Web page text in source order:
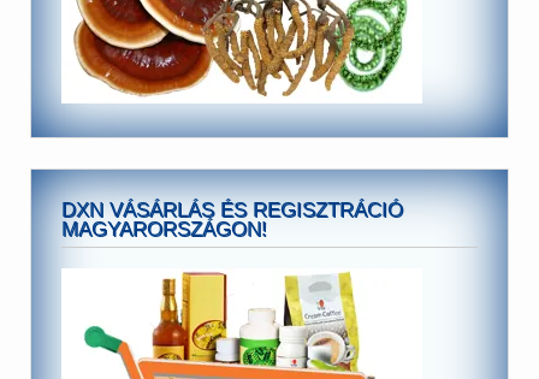
DXN VÁSÁRLÁS ÉS REGISZTRÁCIÓ
MAGYARORSZÁGON!